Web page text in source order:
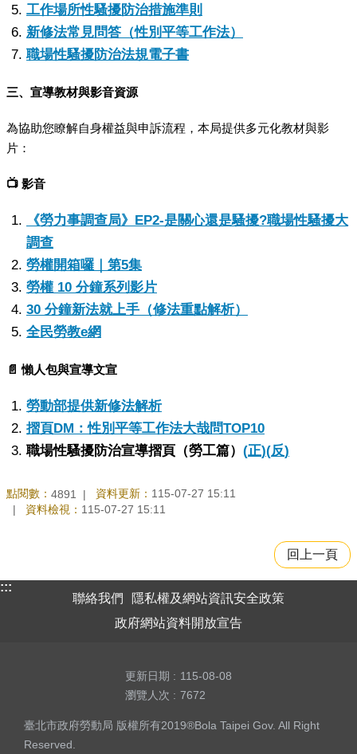
工作場所性騷擾防治措施準則
新修法常見問答（性別平等工作法）
職場性騷擾防治法規電子書
三、宣導教材與影音資源
為協助您瞭解自身權益與申訴流程，本局提供多元化教材與影
片：
📺 影音
《勞力事調查局》EP2-是關心還是騷擾?職場性騷擾大
調查
勞權開箱囉｜第5集
勞權 10 分鐘系列影片
30 分鐘新法就上手（修法重點解析）
全民勞教e網
📄懶人包與宣導文宣
勞動部提供新修法解析
摺頁DM ：性別平等工作法大哉問TOP10
職場性騷擾防治宣導摺頁（勞工篇） (正)(反)
點閱數： 4891 資料更新： 115-07-27 15:11
資料檢視： 115-07-27 15:11
回上一頁
:::
聯絡我們
隱私權及網站資訊安全政策
政府網站資料開放宣告
更新日期
115-08-08
瀏覽人次
7672
臺北市政府勞動局 版權所有2019®Bola Taipei Gov. All Right
Reserved.